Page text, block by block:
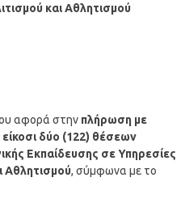
και Αθλητισμού
αφορά στην πλήρωση με
δύο (122) θέσεων
Εκπαίδευσης σε Υπηρεσίες
Αθλητισμού, σύμφωνα με το